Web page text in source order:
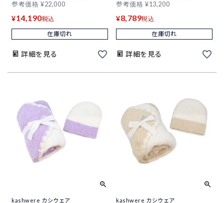
参考価格 ¥22,000
¥14,190税込
在庫切れ
詳細を見る
参考価格 ¥13,200
¥8,789税込
在庫切れ
詳細を見る
kashwere カシウェア kashwere カシウェア